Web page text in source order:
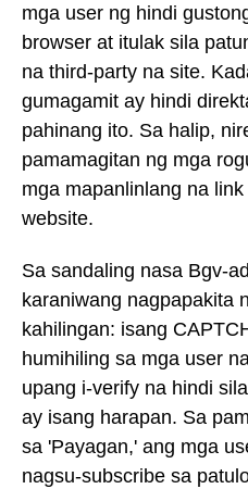
mga user ng hindi
browser at itulak sila
na third-party na site.
gumagamit ay hindi
pahinang ito. Sa halip,
pamamagitan ng mga
mga mapanlinlang na
website.
Sa sandaling nasa Bgv-
karaniwang nagpapakita
kahilingan: isang
humihiling sa mga user
upang i-verify na hindi
ay isang harapan. Sa
sa 'Payagan,' ang mga
nagsu-subscribe sa